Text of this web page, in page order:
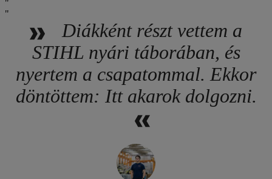
Diákként részt vettem a
STIHL nyári táborában, és
nyertem a csapatommal. Ekkor
döntöttem: Itt akarok dolgozni.